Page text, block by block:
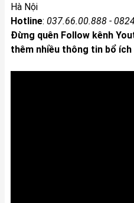
Hà Nội
Hotline: 037.66.00.888 -
Đừng quên Follow kênh
thêm nhiều thông tin bổ ích